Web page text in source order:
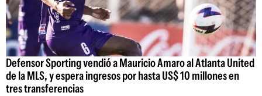
Defensor Sporting vendió a Mauricio Amaro al Atlanta United
de la MLS, y espera ingresos por hasta US$ 10 millones en
tres transferencias